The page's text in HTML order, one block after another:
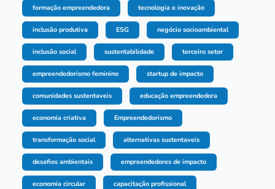
formação empreendedora tecnologia e inovação
inclusão produtiva ESG negócio socioambiental
inclusão social sustentabilidade terceiro setor
empreendedorismo feminino startup de impacto
comunidades sustentaveis educação empreendedora
economia criativa Empreendedorismo
transformação social alternativas sustentaveis
desafios ambientais empreendedores de impacto
economia circular capacitação profissional